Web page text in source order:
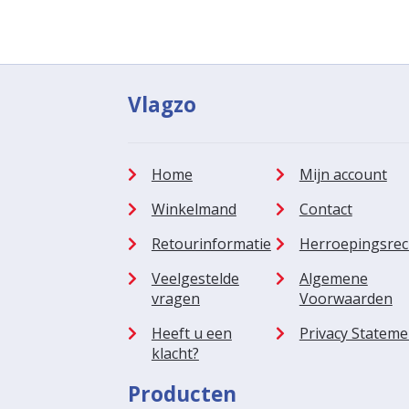
Vlagzo
Home
Mijn account
Winkelmand
Contact
Retourinformatie
Veelgestelde
vragen
Algemene
Voorwaarden
Heeft u een
klacht?
Privacy
Producten